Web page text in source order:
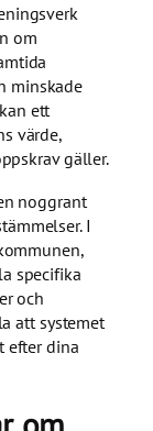
om
minskade
ett
värde,
gäller.
noggrant
I
specifika
och
att systemet
efter dina